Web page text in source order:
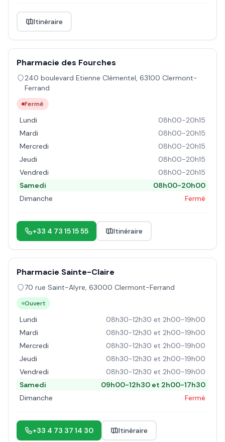
Itinéraire
Pharmacie des Fourches
240 boulevard Etienne Clémentel, 63100 Clermont-
Ferrand
Fermé
Lundi
08h00-20h15
Mardi
08h00-20h15
Mercredi
08h00-20h15
Jeudi
08h00-20h15
Vendredi
08h00-20h15
Samedi
08h00-20h00
Dimanche
Fermé
+33 4 73 15 15 55 Itinéraire
Pharmacie Sainte-Claire
70 rue Saint-Alyre, 63000 Clermont-Ferrand
Ouvert
Lundi
08h30-12h30 et 2h00-19h00
Mardi
08h30-12h30 et 2h00-19h00
Mercredi
08h30-12h30 et 2h00-19h00
Jeudi
08h30-12h30 et 2h00-19h00
Vendredi
08h30-12h30 et 2h00-19h00
Samedi
09h00-12h30 et 2h00-17h30
Dimanche
Fermé
+33 4 73 37 14 30 Itinéraire